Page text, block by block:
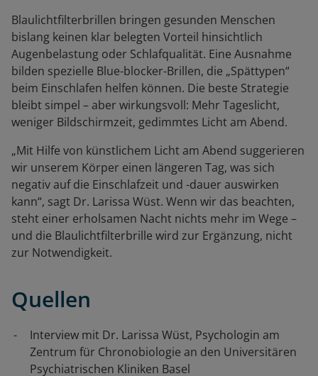
Blaulichtfilterbrillen bringen gesunden Menschen
bislang keinen klar belegten Vorteil hinsichtlich
Augenbelastung oder Schlafqualität. Eine Ausnahme
bilden spezielle Blue-blocker-Brillen, die „Spättypen“
beim Einschlafen helfen können. Die beste Strategie
bleibt simpel – aber wirkungsvoll: Mehr Tageslicht,
weniger Bildschirmzeit, gedimmtes Licht am Abend.
„Mit Hilfe von künstlichem Licht am Abend suggerieren
wir unserem Körper einen längeren Tag, was sich
negativ auf die Einschlafzeit und -dauer auswirken
kann“, sagt Dr. Larissa Wüst. Wenn wir das beachten,
steht einer erholsamen Nacht nichts mehr im Wege –
und die Blaulichtfilterbrille wird zur Ergänzung, nicht
zur Notwendigkeit.
Quellen
Interview mit Dr. Larissa Wüst, Psychologin am
Zentrum für Chronobiologie an den Universitären
Psychiatrischen Kliniken Basel